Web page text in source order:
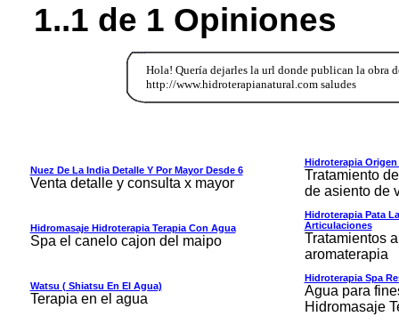
1..1 de 1 Opiniones
Hola! Quería dejarles la url donde publican la obra
http://www.hidroterapianatural.com saludes
Nuez De La India Detalle Y Por Mayor Desde 6
Venta detalle y consulta x mayor
Hidroterapia
Tratamiento
de asiento de
Hidromasaje Hidroterapia Terapia Con Agua
Spa el canelo cajon del maipo
Hidroterapia Pata
Articulaciones
Tratamientos
aromaterapia
Watsu ( Shiatsu En El Agua)
Terapia en el agua
Hidroterapia Spa
Agua para
Hidromasaje